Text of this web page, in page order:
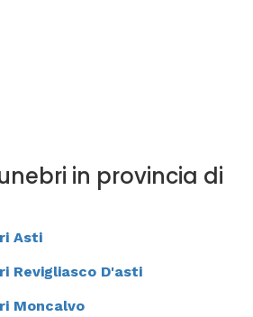
in provincia di
Asti
Revigliasco D'asti
Moncalvo